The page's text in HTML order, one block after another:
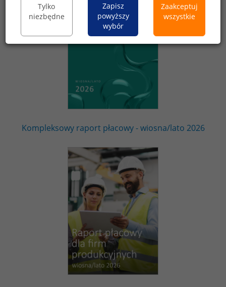
Kompleksowy raport płacowy - wiosna/lato 2026
Tylko
niezbędne
Zapisz
powyższy
wybór
Zaakceptuj
wszystkie